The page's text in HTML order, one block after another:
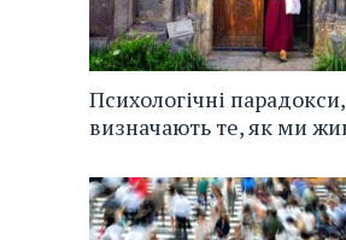
Психологічні парадокси,
визначають те, як ми